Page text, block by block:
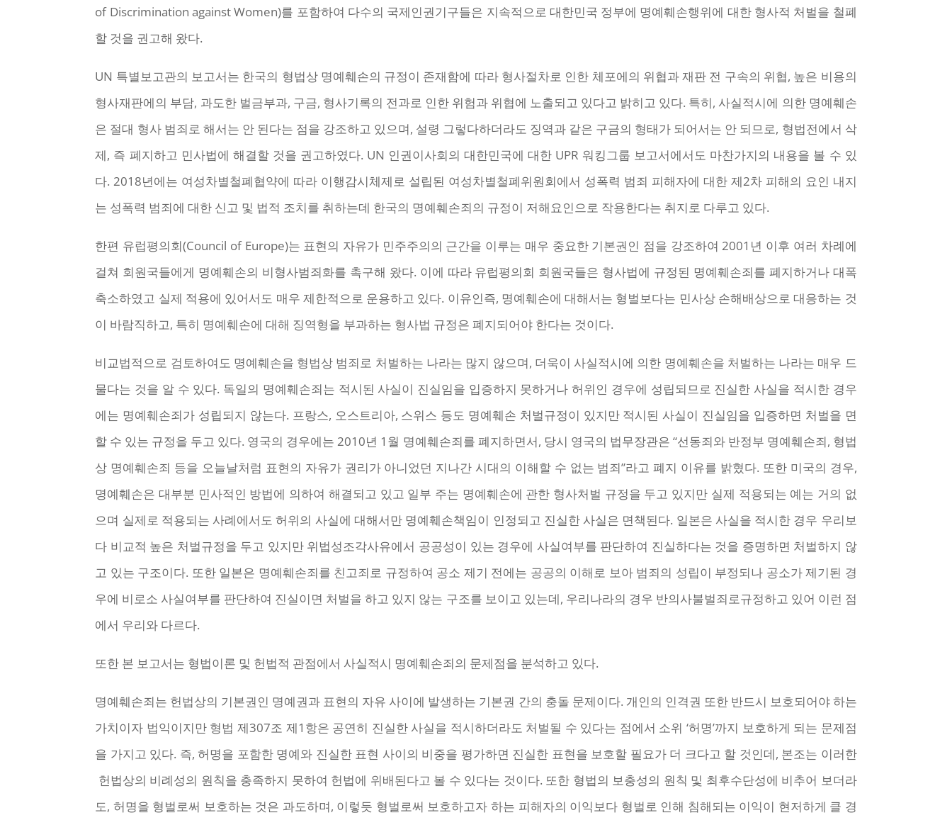
of Discrimination against Women)를 포함하여 다수의 국제인권기구들은 지속적으로 대한민국 정부에 명예훼손행위에 대한 형사적 처벌을 철폐
할 것을 권고해 왔다.
UN 특별보고관의 보고서는 한국의 형법상 명예훼손의 규정이 존재함에 따라 형사절차로 인한 체포에의 위협과 재판 전 구속의 위협, 높은 비용의
형사재판에의 부담, 과도한 벌금부과, 구금, 형사기록의 전과로 인한 위험과 위협에 노출되고 있다고 밝히고 있다. 특히, 사실적시에 의한 명예훼손
은 절대 형사 범죄로 해서는 안 된다는 점을 강조하고 있으며, 설령 그렇다하더라도 징역과 같은 구금의 형태가 되어서는 안 되므로, 형법전에서 삭
제, 즉 폐지하고 민사법에 해결할 것을 권고하였다. UN 인권이사회의 대한민국에 대한 UPR 워킹그룹 보고서에서도 마찬가지의 내용을 볼 수 있
다. 2018년에는 여성차별철폐협약에 따라 이행감시체제로 설립된 여성차별철폐위원회에서 성폭력 범죄 피해자에 대한 제2차 피해의 요인 내지
는 성폭력 범죄에 대한 신고 및 법적 조치를 취하는데 한국의 명예훼손죄의 규정이 저해요인으로 작용한다는 취지로 다루고 있다.
한편 유럽평의회(Council of Europe)는 표현의 자유가 민주주의의 근간을 이루는 매우 중요한 기본권인 점을 강조하여 2001년 이후 여러 차례에
걸쳐 회원국들에게 명예훼손의 비형사범죄화를 촉구해 왔다. 이에 따라 유럽평의회 회원국들은 형사법에 규정된 명예훼손죄를 폐지하거나 대폭
축소하였고 실제 적용에 있어서도 매우 제한적으로 운용하고 있다. 이유인즉, 명예훼손에 대해서는 형벌보다는 민사상 손해배상으로 대응하는 것
이 바람직하고, 특히 명예훼손에 대해 징역형을 부과하는 형사법 규정은 폐지되어야 한다는 것이다.
비교법적으로 검토하여도 명예훼손을 형법상 범죄로 처벌하는 나라는 많지 않으며, 더욱이 사실적시에 의한 명예훼손을 처벌하는 나라는 매우 드
물다는 것을 알 수 있다. 독일의 명예훼손죄는 적시된 사실이 진실임을 입증하지 못하거나 허위인 경우에 성립되므로 진실한 사실을 적시한 경우
에는 명예훼손죄가 성립되지 않는다. 프랑스, 오스트리아, 스위스 등도 명예훼손 처벌규정이 있지만 적시된 사실이 진실임을 입증하면 처벌을 면
할 수 있는 규정을 두고 있다. 영국의 경우에는 2010년 1월 명예훼손죄를 폐지하면서, 당시 영국의 법무장관은 “선동죄와 반정부 명예훼손죄, 형법
상 명예훼손죄 등을 오늘날처럼 표현의 자유가 권리가 아니었던 지나간 시대의 이해할 수 없는 범죄”라고 폐지 이유를 밝혔다. 또한 미국의 경우,
명예훼손은 대부분 민사적인 방법에 의하여 해결되고 있고 일부 주는 명예훼손에 관한 형사처벌 규정을 두고 있지만 실제 적용되는 예는 거의 없
으며 실제로 적용되는 사례에서도 허위의 사실에 대해서만 명예훼손책임이 인정되고 진실한 사실은 면책된다. 일본은 사실을 적시한 경우 우리보
다 비교적 높은 처벌규정을 두고 있지만 위법성조각사유에서 공공성이 있는 경우에 사실여부를 판단하여 진실하다는 것을 증명하면 처벌하지 않
고 있는 구조이다. 또한 일본은 명예훼손죄를 친고죄로 규정하여 공소 제기 전에는 공공의 이해로 보아 범죄의 성립이 부정되나 공소가 제기된 경
우에 비로소 사실여부를 판단하여 진실이면 처벌을 하고 있지 않는 구조를 보이고 있는데, 우리나라의 경우 반의사불벌죄로규정하고 있어 이런 점
에서 우리와 다르다.
또한 본 보고서는 형법이론 및 헌법적 관점에서 사실적시 명예훼손죄의 문제점을 분석하고 있다.
명예훼손죄는 헌법상의 기본권인 명예권과 표현의 자유 사이에 발생하는 기본권 간의 충돌 문제이다. 개인의 인격권 또한 반드시 보호되어야 하는
가치이자 법익이지만 형법 제307조 제1항은 공연히 진실한 사실을 적시하더라도 처벌될 수 있다는 점에서 소위 ‘허명’까지 보호하게 되는 문제점
을 가지고 있다. 즉, 허명을 포함한 명예와 진실한 표현 사이의 비중을 평가하면 진실한 표현을 보호할 필요가 더 크다고 할 것인데, 본조는 이러한
헌법상의 비례성의 원칙을 충족하지 못하여 헌법에 위배된다고 볼 수 있다는 것이다. 또한 형법의 보충성의 원칙 및 최후수단성에 비추어 보더라
도, 허명을 형벌로써 보호하는 것은 과도하며, 이렇듯 형벌로써 보호하고자 하는 피해자의 이익보다 형벌로 인해 침해되는 이익이 현저하게 클 경